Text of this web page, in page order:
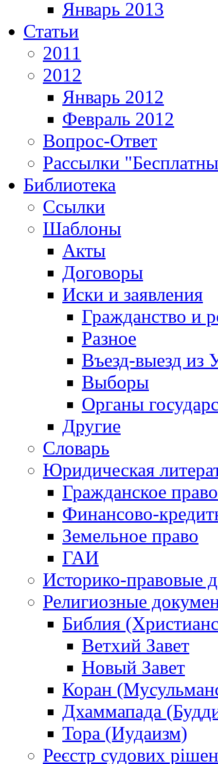
Январь 2013
Статьи
2011
2012
Январь 2012
Февраль 2012
Вопрос-Ответ
Рассылки
Библиотека
Ссылки
Шаблоны
Акты
Договоры
Иски и заявления
Гражданство и
Разное
Въезд-выезд из
Выборы
Органы
Другие
Словарь
Юридическая
Гражданское право
Финансово-
Земельное право
ГАИ
Историко-правовые
Религиозные
Библия
Ветхий Завет
Новый Завет
Коран
Дхаммапада
Тора (Иудаизм)
Реєстр судових